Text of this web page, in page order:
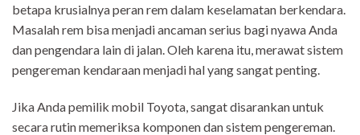
betapa krusialnya peran rem dalam keselamatan berkendara.
Masalah rem bisa menjadi ancaman serius bagi nyawa Anda
dan pengendara lain di jalan. Oleh karena itu, merawat sistem
pengereman kendaraan menjadi hal yang sangat penting.
Jika Anda pemilik mobil Toyota, sangat disarankan untuk
secara rutin memeriksa komponen dan sistem pengereman.